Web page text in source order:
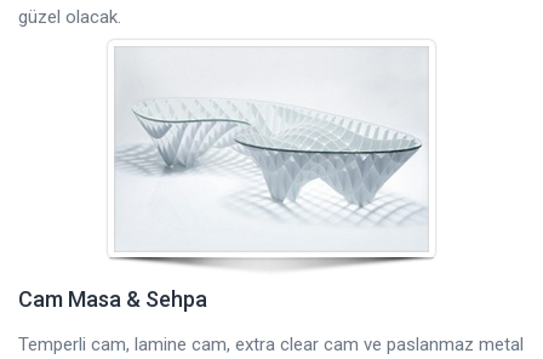
güzel olacak.
Cam Masa & Sehpa
Temperli cam, lamine cam, extra clear cam ve paslanmaz metal